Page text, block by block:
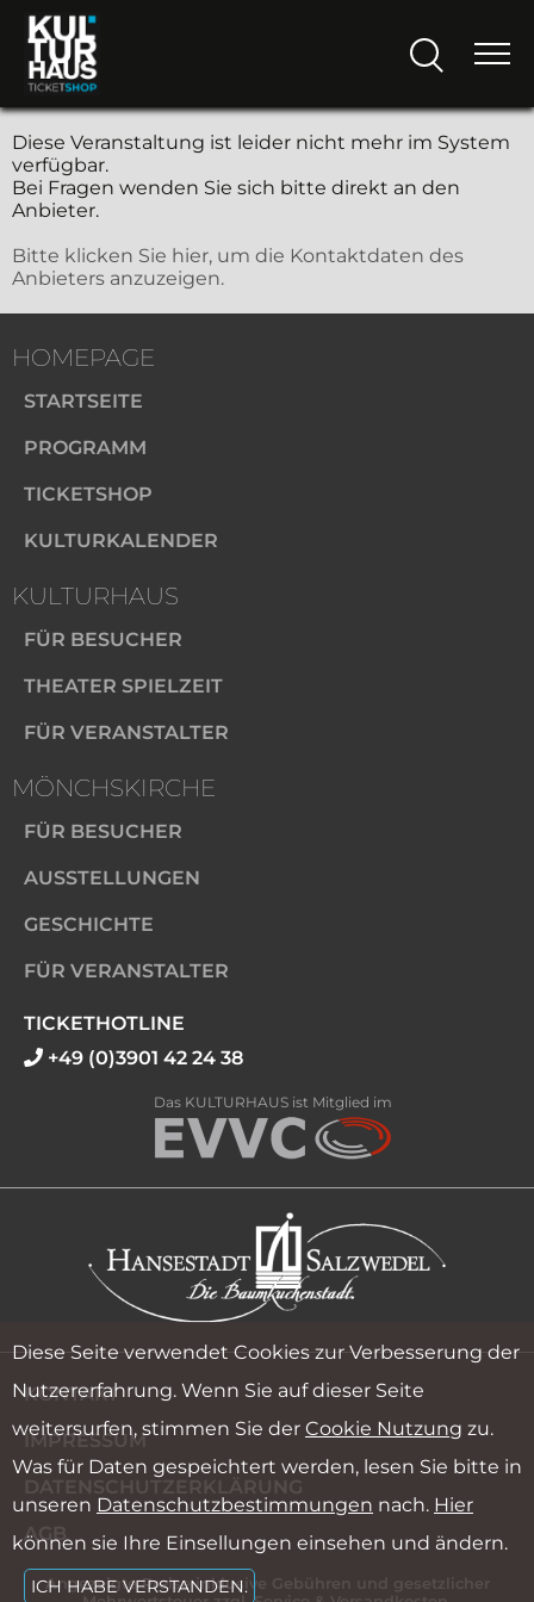
Diese Seite verwendet Cookies zur Verbesserung der
Nutzererfahrung. Wenn Sie auf dieser Seite
weitersurfen, stimmen Sie der Cookie Nutzung zu.
Was für Daten gespeichtert werden, lesen Sie bitte in
unseren Datenschutzbestimmungen nach. Hier
können sie Ihre Einsellungen einsehen und ändern.
ICH HABE VERSTANDEN.
Diese Veranstaltung ist leider nicht mehr im System
verfügbar.
Bei Fragen wenden Sie sich bitte direkt an den
Anbieter.
Bitte klicken Sie hier, um die Kontaktdaten des
Anbieters anzuzeigen.
HOMEPAGE
STARTSEITE
PROGRAMM
TICKETSHOP
KULTURKALENDER
KULTURHAUS
FÜR BESUCHER
THEATER SPIELZEIT
FÜR VERANSTALTER
MÖNCHSKIRCHE
FÜR BESUCHER
AUSSTELLUNGEN
GESCHICHTE
FÜR VERANSTALTER
TICKETHOTLINE
+49 (0)3901 42 24 38
Das KULTURHAUS ist Mitglied im
KONTAKT
IMPRESSUM
AGB
Angezeigte Preise inklusive Gebühren und gesetzlicher